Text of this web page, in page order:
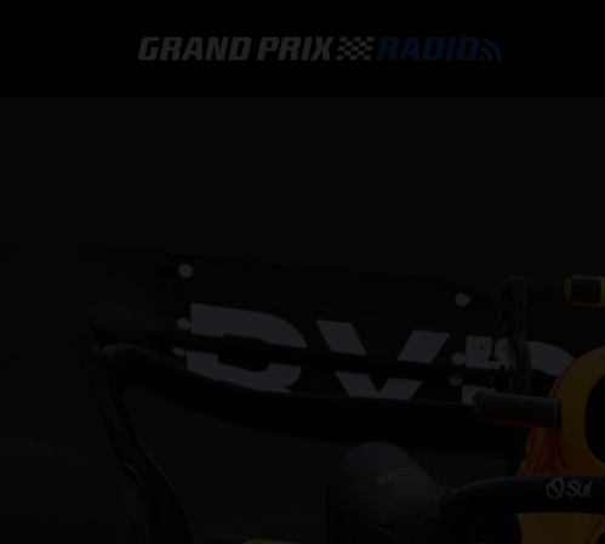
HOE TE BELUISTEREN?
ONLINE RADIO LUISTEREN
F1
F1